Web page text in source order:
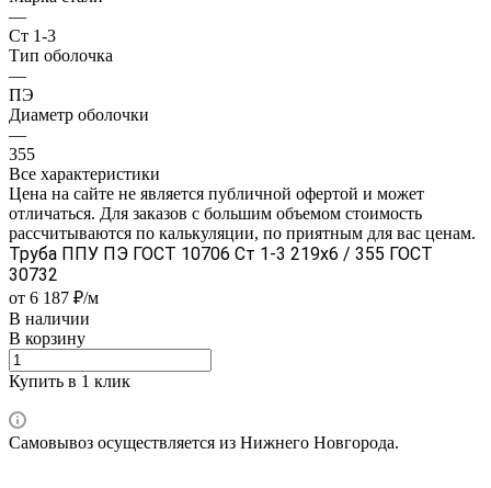
—
Ст 1-3
Тип оболочка
—
ПЭ
Диаметр оболочки
—
355
Все характеристики
Цена на сайте не является публичной офертой и может
отличаться. Для заказов с большим объемом стоимость
рассчитываются по калькуляции, по приятным для вас ценам.
Труба ППУ ПЭ ГОСТ 10706 Ст 1-3 219x6 / 355 ГОСТ
30732
от 6 187 ₽/м
В наличии
В корзину
Купить в 1 клик
Самовывоз осуществляется из Нижнего Новгорода.